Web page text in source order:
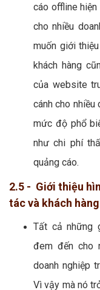
cáo offline
cho nhiều
muốn giới
khách hàng
của website
cánh cho
mức độ phổ
như chi phí
quảng cáo.
2.5 - Giới thiệu
tác và khách
Tất cả những
đem đến cho
doanh nghiệp
Vì vậy mà nó